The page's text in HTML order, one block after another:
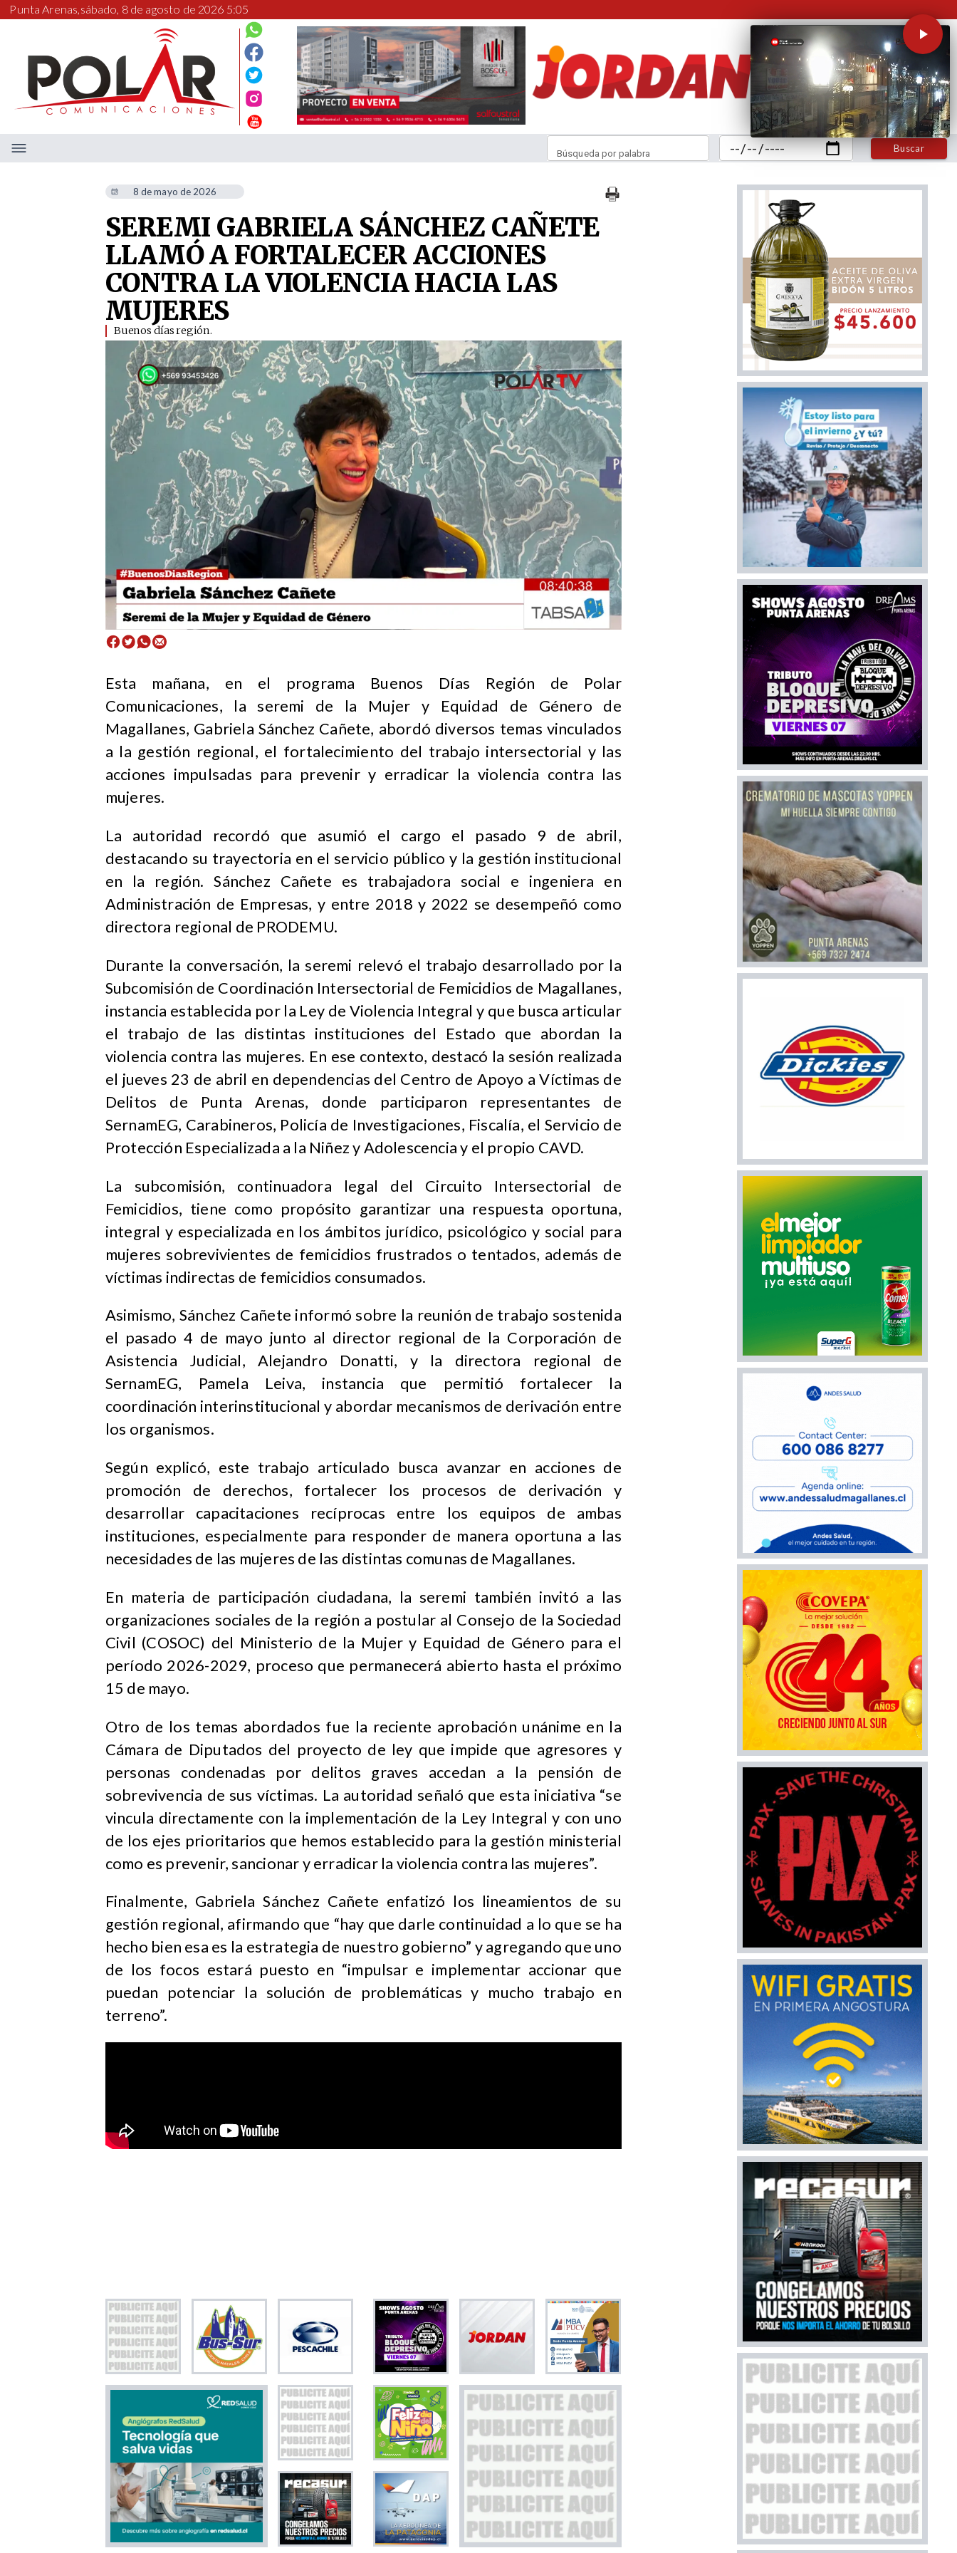
Punta Arenas,sábado, 8 de agosto de 2026 5:05
Buscar
Búsqueda por palabra
8 de mayo de 2026
SEREMI GABRIELA SÁNCHEZ CAÑETE
LLAMÓ A FORTALECER ACCIONES
CONTRA LA VIOLENCIA HACIA LAS
MUJERES
Buenos días región.
Esta mañana, en el programa Buenos Días Región de Polar
Comunicaciones, la seremi de la Mujer y Equidad de Género de
Magallanes, Gabriela Sánchez Cañete, abordó diversos temas vinculados
a la gestión regional, el fortalecimiento del trabajo intersectorial y las
acciones impulsadas para prevenir y erradicar la violencia contra las
mujeres.
La autoridad recordó que asumió el cargo el pasado 9 de abril,
destacando su trayectoria en el servicio público y la gestión institucional
en la región. Sánchez Cañete es trabajadora social e ingeniera en
Administración de Empresas, y entre 2018 y 2022 se desempeñó como
directora regional de PRODEMU.
Durante la conversación, la seremi relevó el trabajo desarrollado por la
Subcomisión de Coordinación Intersectorial de Femicidios de Magallanes,
instancia establecida por la Ley de Violencia Integral y que busca articular
el trabajo de las distintas instituciones del Estado que abordan la
violencia contra las mujeres. En ese contexto, destacó la sesión realizada
el jueves 23 de abril en dependencias del Centro de Apoyo a Víctimas de
Delitos de Punta Arenas, donde participaron representantes de
SernamEG, Carabineros, Policía de Investigaciones, Fiscalía, el Servicio de
Protección Especializada a la Niñez y Adolescencia y el propio CAVD.
La subcomisión, continuadora legal del Circuito Intersectorial de
Femicidios, tiene como propósito garantizar una respuesta oportuna,
integral y especializada en los ámbitos jurídico, psicológico y social para
mujeres sobrevivientes de femicidios frustrados o tentados, además de
víctimas indirectas de femicidios consumados.
Asimismo, Sánchez Cañete informó sobre la reunión de trabajo sostenida
el pasado 4 de mayo junto al director regional de la Corporación de
Asistencia Judicial, Alejandro Donatti, y la directora regional de
SernamEG, Pamela Leiva, instancia que permitió fortalecer la
coordinación interinstitucional y abordar mecanismos de derivación entre
los organismos.
Según explicó, este trabajo articulado busca avanzar en acciones de
promoción de derechos, fortalecer los procesos de derivación y
desarrollar capacitaciones recíprocas entre los equipos de ambas
instituciones, especialmente para responder de manera oportuna a las
necesidades de las mujeres de las distintas comunas de Magallanes.
En materia de participación ciudadana, la seremi también invitó a las
organizaciones sociales de la región a postular al Consejo de la Sociedad
Civil (COSOC) del Ministerio de la Mujer y Equidad de Género para el
período 2026-2029, proceso que permanecerá abierto hasta el próximo
15 de mayo.
Otro de los temas abordados fue la reciente aprobación unánime en la
Cámara de Diputados del proyecto de ley que impide que agresores y
personas condenadas por delitos graves accedan a la pensión de
sobrevivencia de sus víctimas. La autoridad señaló que esta iniciativa “se
vincula directamente con la implementación de la Ley Integral y con uno
de los ejes prioritarios que hemos establecido para la gestión ministerial
como es prevenir, sancionar y erradicar la violencia contra las mujeres”.
Finalmente, Gabriela Sánchez Cañete enfatizó los lineamientos de su
gestión regional, afirmando que “hay que darle continuidad a lo que se ha
hecho bien esa es la estrategia de nuestro gobierno” y agregando que uno
de los focos estará puesto en “impulsar e implementar accionar que
puedan potenciar la solución de problemáticas y mucho trabajo en
terreno”.